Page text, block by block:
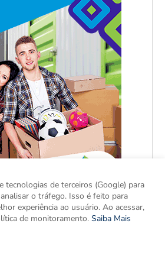
tecnologias de terceiros (Google) para
o tráfego. Isso é feito para
experiência ao usuário. Ao acessar,
de monitoramento. Saiba Mais